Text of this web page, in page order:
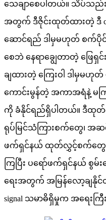
သေချာစေပါတယ်။ သိပ်သည်
အတွက် ဒီဇိုင်းထုတ်ထားတဲ့ ဒီ
ဆောင်ရည် ဒါမှမဟုတ် စက်
စေဘဲ နေရာချွေတာတဲ့ ဖြေရှ
ချထားတဲ့ ကြေးဝါ ဒါမှ
ကောင်းမွန်တဲ့ အကာအရံနဲ့
ကို ခံနိုင်ရည်ရှိပါတယ်။ ဒီထု
ရုပ်မြင်သံကြားစက်တွေ၊ အ
ဖက်ရှင်နယ် ထုတ်လွှင့်စက်တွေမှ
ကြပြီး ပရော်ဖက်ရှင်နယ် စွ
ရေးအတွက် အမြန်လော့ချနို
signal သမာဓိရှိမှုက အရေးကြီ